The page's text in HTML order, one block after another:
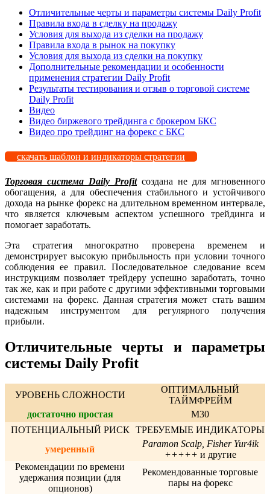
Отличительные черты и параметры системы Daily Profit
Правила входа в сделку на продажу
Условия для выхода из сделки на продажу
Правила входа в рынок на покупку
Условия для выхода из сделки на покупку
Дополнительные рекомендации и особенности
применения стратегии Daily Profit
Результаты тестирования и отзыв о торговой системе
Daily Profit
Видео
Видео биржевого трейдинга с брокером БКС
Видео про трейдинг на форекс с БКС
скачать шаблон и индикаторы стратегии
Торговая система Daily Profitсоздана не для мгновенного
обогащения, а для обеспечения стабильного и устойчивого
дохода на рынке форексна длительном временном интервале,
что является ключевым аспектом успешного трейдинга и
помогает заработать.
Этастратегия многократно проверена временем и
демонстрирует высокую прибыльность при условии точного
соблюдения ее правил. Последовательное следование всем
инструкциям позволяет трейдеру успешно заработать, точно
так же, как и при работе с другими эффективными торговыми
системами на форекс. Даннаястратегия может стать вашим
надежным инструментом для регулярного получения
прибыли.
Отличительные черты и параметры
системы Daily Profit
УРОВЕНЬ СЛОЖНОСТИ
ОПТИМАЛЬНЫЙ
ТАЙМФРЕЙМ
достаточно простая
M30
ПОТЕНЦИАЛЬНЫЙ РИСК
ТРЕБУЕМЫЕ ИНДИКАТОРЫ
умеренный
Paramon Scalp, Fisher Yur4ik
+++++ и другие
Рекомендации по времени
удержания позиции (для
опционов)
Рекомендованные торговые
пары на форекс